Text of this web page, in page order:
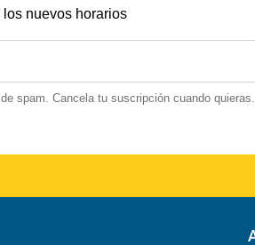
los nuevos horarios
spam. Cancela tu suscripción cuando quieras.